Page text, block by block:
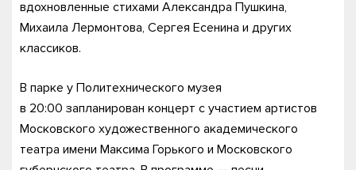
вдохновленные стихами Александра Пушкина,
Михаила Лермонтова, Сергея Есенина и других
классиков.
В парке у Политехнического музея
в 20:00 запланирован концерт с участием артистов
Московского художественного академического
театра имени Максима Горького и Московского